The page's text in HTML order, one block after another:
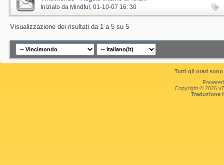
Iniziato da Mindful ‎, 01-10-07 16: 30
Visualizzazione dei risultati da 1 a 5 su 5
Tutti gli orari
Copyright © 2026
Traduzione